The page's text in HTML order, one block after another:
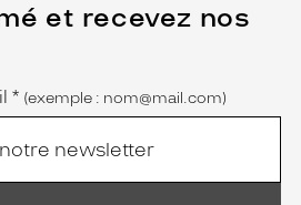
et recevez nos
* (exemple : nom@mail.com)